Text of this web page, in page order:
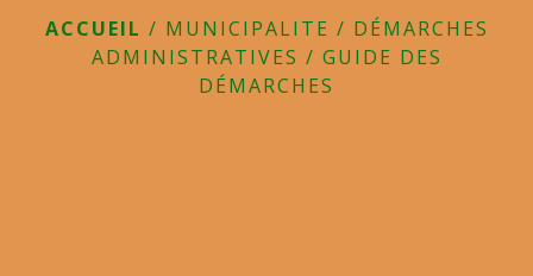
ACCUEIL / MUNICIPALITE / DÉMARCHES
ADMINISTRATIVES / GUIDE DES
DÉMARCHES